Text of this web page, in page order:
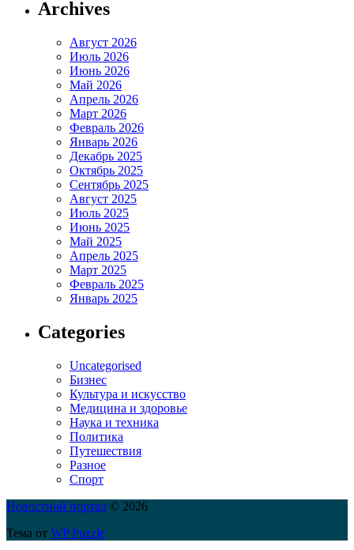
Archives
Август 2026
Июль 2026
Июнь 2026
Май 2026
Апрель 2026
Март 2026
Февраль 2026
Январь 2026
Декабрь 2025
Октябрь 2025
Сентябрь 2025
Август 2025
Июль 2025
Июнь 2025
Май 2025
Апрель 2025
Март 2025
Февраль 2025
Январь 2025
Categories
Uncategorised
Бизнес
Культура и искусство
Медицина и здоровье
Наука и техника
Политика
Путешествия
Разное
Спорт
Новостной портал © 2026
Тема от WP Puzzle